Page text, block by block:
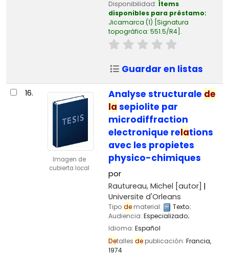
Disponibilidad: Ítems
disponibles para préstamo:
Jicamarca (1) Signatura
topográfica: 551.5/R4 .
Guardar en listas
16.
Imagen de
cubierta local
Analyse structurale de
la sepiolite par
microdiffraction
electronique relations
avec les propietes
physico-chimiques
por
Rautureau, Michel [autor]
Universite d'Orleans
Tipo dematerial: Texto;
Audiencia: Especializado;
Idioma: Español
Detalles depublicación: Francia,
1974